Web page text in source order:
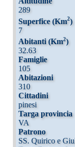
289
Superfice (Km2)
7
Abitanti (Km2)
32.63
Famiglie
105
Abitazioni
310
Cittadini
pinesi
Targa provincia
VA
Patrono
SS. Quirico e